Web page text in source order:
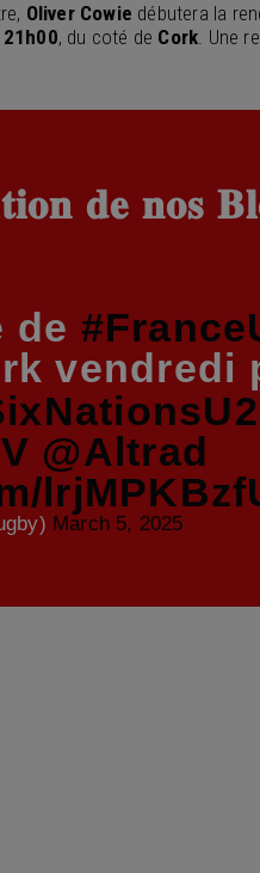
Oliver Cowie débutera la
21h00, du coté de Cork. Une
𝐝𝐞 𝐧𝐨𝐬
de
@Altrad
March 5, 2025